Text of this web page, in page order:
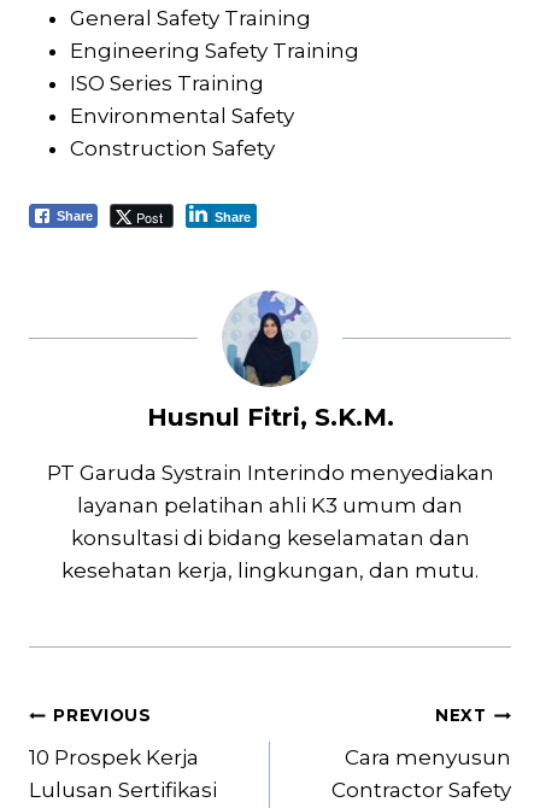
General Safety Training
Engineering Safety Training
ISO Series Training
Environmental Safety
Construction Safety
Share Post Share
Husnul Fitri, S.K.M.
PT Garuda Systrain Interindo menyediakan
layanan pelatihan ahli K3 umum dan
konsultasi di bidang keselamatan dan
kesehatan kerja, lingkungan, dan mutu.
Post
navigation
PREVIOUS
10 Prospek Kerja
Lulusan Sertifikasi
NEXT
Cara menyusun
Contractor Safety